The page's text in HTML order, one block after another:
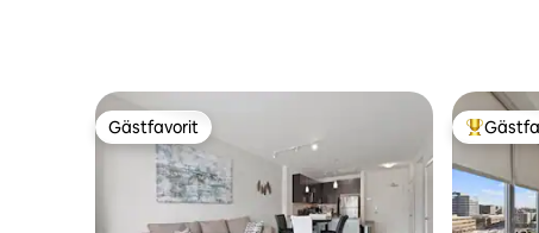
Gästfavorit
Gästfavorit Populär